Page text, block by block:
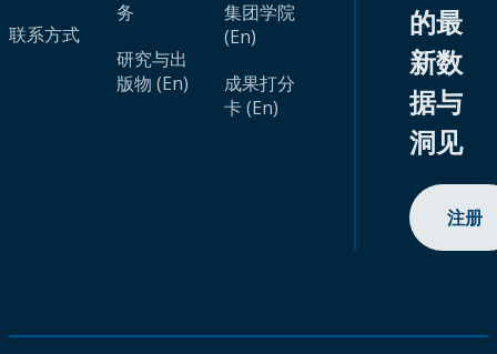
联系方式
务
研究与出
版物 (En)
集团学院
(En)
成果打分
卡 (En)
的最
新数
据与
洞见
注册